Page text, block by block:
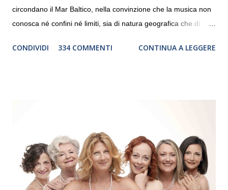
circondano il Mar Baltico, nella convinzione che la musica non
conosca né confini né limiti, sia di natura geografica che di
debutterà il 10 settembre a Heiden, in Germania, e toccherà, in
“Settembre dell’Accademia” dove si esibirà per il secondo anno
consecutivo. Il pubblico milanese avrà il piacere di applaudire i
giovani artisti della Baltic Sea Youth Philharmonic per la quarta
volta. L’orchestra, fondata nel 2008 da Kristjan Järvi (affiancato
CONDIVIDI 334 COMMENTI CONTINUA A LEGGERE